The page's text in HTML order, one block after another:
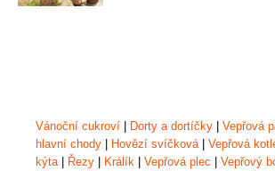
Vánoční cukroví | Dorty a dortíčky | Vepřová
hlavní chody | Hovězí svíčková | Vepřová
kýta | Řezy | Králík | Vepřová plec | Vepřový